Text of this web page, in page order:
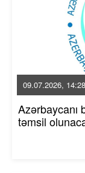
09.07.2026, 14:28
Azərbaycanı
təmsil